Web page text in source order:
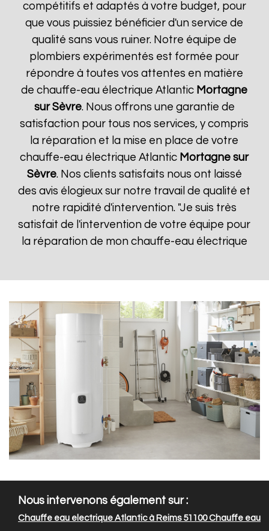
compétitifs et adaptés à votre budget, pour
que vous puissiez bénéficier d'un service de
qualité sans vous ruiner. Notre équipe de
plombiers expérimentés est formée pour
répondre à toutes vos attentes en matière
de chauffe-eau électrique Atlantic Mortagne
sur Sèvre. Nous offrons une garantie de
satisfaction pour tous nos services, y compris
la réparation et la mise en place de votre
chauffe-eau électrique Atlantic Mortagne sur
Sèvre. Nos clients satisfaits nous ont laissé
des avis élogieux sur notre travail de qualité et
notre rapidité d'intervention. "Je suis très
satisfait de l'intervention de votre équipe pour
la réparation de mon chauffe-eau électrique
Nous intervenons également sur :
Chauffe eau electrique Atlantic à Reims 51100Chauffe eau